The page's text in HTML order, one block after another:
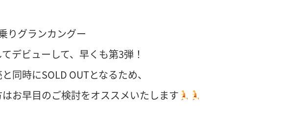
りグランカングー
デビューして、早くも第3弾！
同時にSOLD OUTとなるため、
お早目のご検討をオススメいたします